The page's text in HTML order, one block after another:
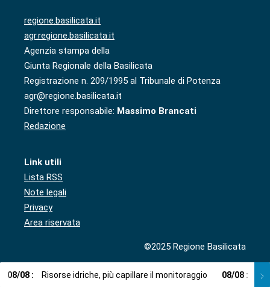
regione.basilicata.it
agr.regione.basilicata.it
Agenzia stampa della
Giunta Regionale della Basilicata
Registrazione n. 209/1995 al Tribunale di Potenza
agr@regione.basilicata.it
Direttore responsabile: Massimo Brancati
Redazione
Link utili
Lista RSS
Note legali
Privacy
Area riservata
©2025 Regione Basilicata
08/08 : Risorse idriche, più capillare il monitoraggio 08/08 :